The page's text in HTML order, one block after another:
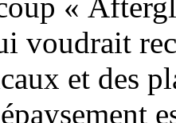
voudrait
et des